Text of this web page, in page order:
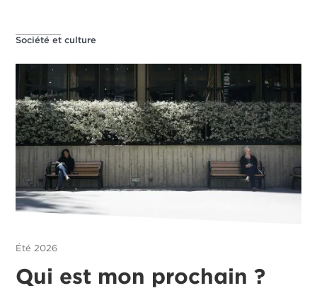
Société et culture
Été 2026
Qui est mon prochain ?